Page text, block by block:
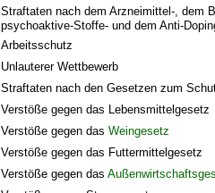
Straftaten nach dem Arzneimittel-, dem
psychoaktive-Stoffe- und dem Anti-
Arbeitsschutz
Unlauterer Wettbewerb
Straftaten nach den Gesetzen zum
Verstöße gegen das Lebensmittelgesetz
Verstöße gegen dasWeingesetz
Verstöße gegen das Futtermittelgesetz
Verstöße gegen das